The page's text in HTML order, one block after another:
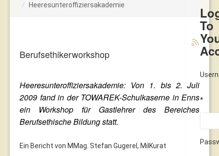
To
*
Heeresunteroffiziersakademie
Berufsethikerworkshop
Heeresunteroffiziersakademie: Von 1. bis 2. Juli
2009 fand in der TOWAREK-Schulkaserne in Enns
ein Workshop für Gastlehrer des Bereiches
Berufsethische Bildung statt.
Ein Bericht von MMag. Stefan Gugerel, MilKurat